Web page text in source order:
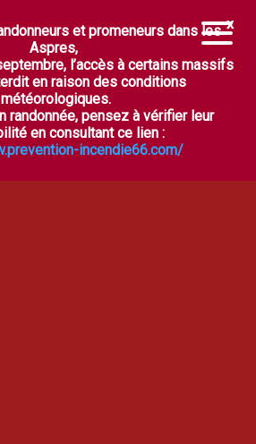
d’outils
et promeneurs dans les
Aspres,
l’accès à certains massifs
en raison des conditions
météorologiques.
randonnée, pensez à vérifier leur
en consultant ce lien :
incendie66.com/